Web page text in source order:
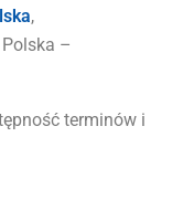
,
–
terminów i